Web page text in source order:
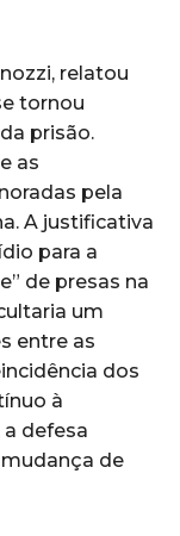
relatou
tornou
prisão.
as
pela
A justificativa
para a
de presas na
um
entre as
dos
à
defesa
de